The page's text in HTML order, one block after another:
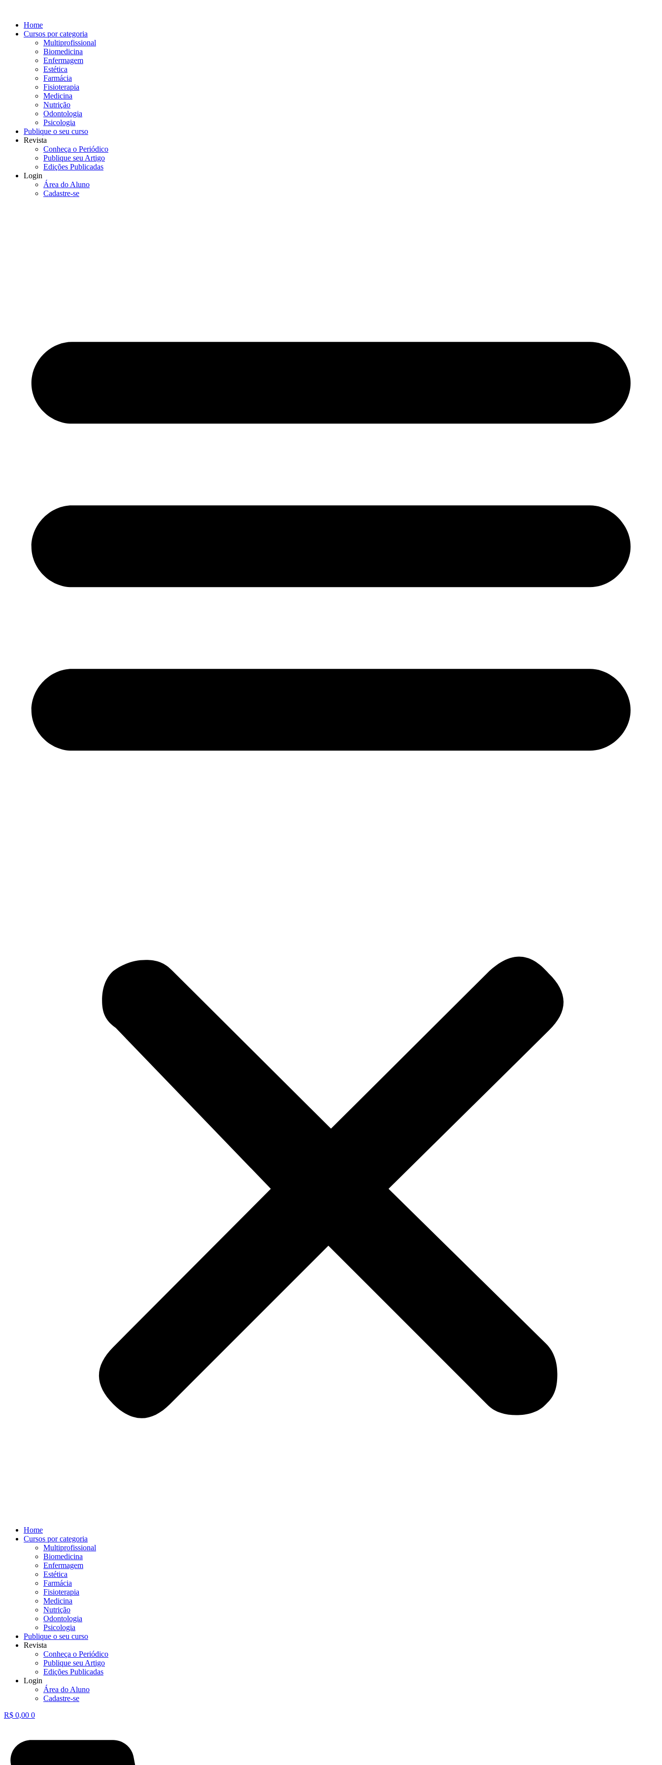
Home
Cursos por categoria
Multiprofissional
Biomedicina
Enfermagem
Estética
Farmácia
Fisioterapia
Medicina
Nutrição
Odontologia
Psicologia
Publique o seu curso
Revista
Conheça o Periódico
Publique seu Artigo
Edições Publicadas
Login
Área do Aluno
Cadastre-se
Home
Cursos por categoria
Multiprofissional
Biomedicina
Enfermagem
Estética
Farmácia
Fisioterapia
Medicina
Nutrição
Odontologia
Psicologia
Publique o seu curso
Revista
Conheça o Periódico
Publique seu Artigo
Edições Publicadas
Login
Área do Aluno
Cadastre-se
R$ 0,00 0